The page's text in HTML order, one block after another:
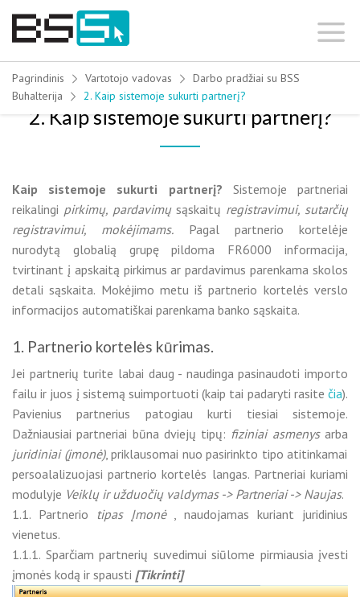
Skip
Pagrindinis Vartotojo vadovas
Darbo pradžiai su BSS
Buhalterija
2. Kaip sistemoje sukurti partnerį?
2. Kaip sistemoje sukurti partnerį?
Kaip sistemoje sukurti partnerį? Sistemoje partneriai
reikalingi pirkimų, pardavimųsąskaitų registravimui, sutarčių
registravimui, mokėjimams. Pagal partnerio kortelėje
nurodytą globalią grupę pildoma FR6000 informacija,
tvirtinant į apskaitą pirkimus ar pardavimus parenkama skolos
detali sąskaita. Mokėjimo metu iš partnerio kortelės verslo
informacijos automatiškai parenkama banko sąskaita.
1. Partnerio kortelės kūrimas.
Jei partnerių turite labai daug - naudinga pasinaudoti importo
failu ir juos į sistemą suimportuoti (kaip tai padaryti rasite čia).
Pavienius partnerius patogiau kurti tiesiai sistemoje.
Dažniausiai partneriai būna dviejų tipų: fiziniai asmenysarba
juridiniai (įmonė), priklausomai nuo pasirinkto tipo atitinkamai
persoalalizuojasi partnerio kortelės langas. Partneriai kuriami
modulyje Veiklų ir užduočių valdymas -> Partneriai -> Naujas.
1.1. Partnerio
tipas Įmonė, naudojamas kuriant juridinius
vienetus.
1.1.1. Sparčiam partnerių suvedimui siūlome pirmiausia įvesti
įmonės kodą ir spausti [Tikrinti]